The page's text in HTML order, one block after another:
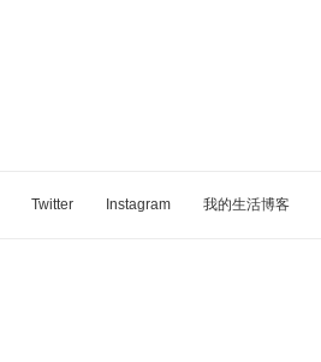
Twitter Instagram 我的生活博客